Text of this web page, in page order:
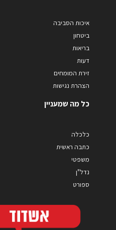
איכות הסביבה
ביטחון
בריאות
דעות
זירת המומחים
הצהרת נגישות
כל מה שמעניין
כלכלה
כתבה ראשית
משפטי
נדל"ן
ספורט